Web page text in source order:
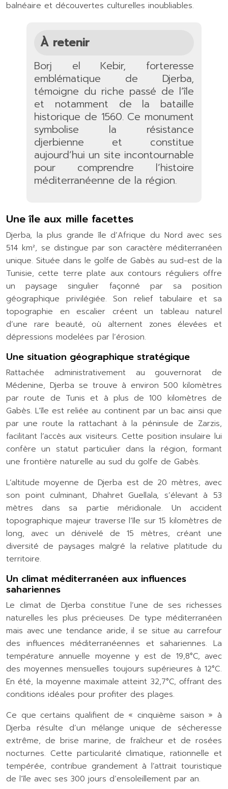
balnéaire et découvertes culturelles inoubliables.
À retenir
Borj el Kebir, forteresse
emblématique de Djerba,
témoigne du riche passé de l’île
et notamment de la bataille
historique de 1560. Ce monument
symbolise la résistance
djerbienne et constitue
aujourd’hui un site incontournable
pour comprendre l’histoire
méditerranéenne de la région.
Une île aux mille facettes
Djerba, la plus grande île d’Afrique du Nord avec ses
514 km², se distingue par son caractère méditerranéen
unique. Située dans le golfe de Gabès au sud-est de la
Tunisie, cette terre plate aux contours réguliers offre
un paysage singulier façonné par sa position
géographique privilégiée. Son relief tabulaire et sa
topographie en escalier créent un tableau naturel
d’une rare beauté, où alternent zones élevées et
dépressions modelées par l’érosion.
Une situation géographique stratégique
Rattachée administrativement au gouvernorat de
Médenine, Djerba se trouve à environ 500 kilomètres
par route de Tunis et à plus de 100 kilomètres de
Gabès. L’île est reliée au continent par un bac ainsi que
par une route la rattachant à la péninsule de Zarzis,
facilitant l’accès aux visiteurs. Cette position insulaire lui
confère un statut particulier dans la région, formant
une frontière naturelle au sud du golfe de Gabès.
L’altitude moyenne de Djerba est de 20 mètres, avec
son point culminant, Dhahret Guellala, s’élevant à 53
mètres dans sa partie méridionale. Un accident
topographique majeur traverse l’île sur 15 kilomètres de
long, avec un dénivelé de 15 mètres, créant une
diversité de paysages malgré la relative platitude du
territoire.
Un climat méditerranéen aux influences
sahariennes
Le climat de Djerba constitue l’une de ses richesses
naturelles les plus précieuses. De type méditerranéen
mais avec une tendance aride, il se situe au carrefour
des influences méditerranéennes et sahariennes. La
température annuelle moyenne y est de 19,8°C, avec
des moyennes mensuelles toujours supérieures à 12°C.
En été, la moyenne maximale atteint 32,7°C, offrant des
conditions idéales pour profiter des plages.
Ce que certains qualifient de « cinquième saison » à
Djerba résulte d’un mélange unique de sécheresse
extrême, de brise marine, de fraîcheur et de rosées
nocturnes. Cette particularité climatique, rationnelle et
tempérée, contribue grandement à l’attrait touristique
de l’île avec ses 300 jours d’ensoleillement par an.